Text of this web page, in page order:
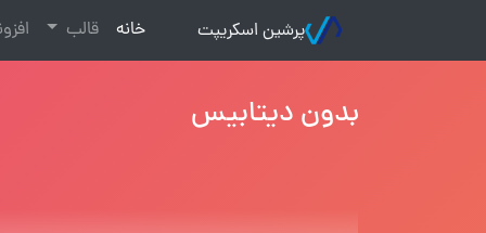
پرشین اسکریپت خانه
(current) قالب
بدون دیتابیس